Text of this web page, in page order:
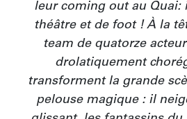
leur coming out au Quai:
théâtre et de foot ! À la
team de quatorze
drolatiquement
transforment la grande
pelouse magique : il